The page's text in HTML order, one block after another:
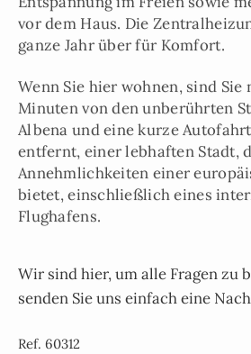
vor dem Haus. Die
ganze Jahr über für Komfort.
Wenn Sie hier wohnen, sind Sie
Minuten von den unberührten
Albena und eine kurze
entfernt, einer lebhaften Stadt,
Annehmlichkeiten einer
bietet, einschließlich eines
Flughafens.
Wir sind hier, um alle Fragen zu
senden Sie uns einfach eine
Ref. 60312